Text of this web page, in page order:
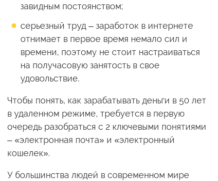
завидным постоянством;
серьезный труд – заработок в интернете
отнимает в первое время немало сил и
времени, поэтому не стоит настраиваться
на получасовую занятость в свое
удовольствие.
Чтобы понять, как зарабатывать деньги в 50 лет
в удаленном режиме, требуется в первую
очередь разобраться с 2 ключевыми понятиями
– «электронная почта» и «электронный
кошелек».
У большинства людей в современном мире